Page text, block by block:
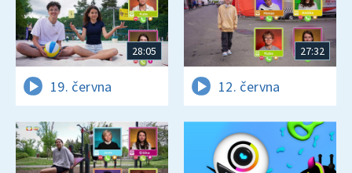
28:05
19. června
27:32
12. června